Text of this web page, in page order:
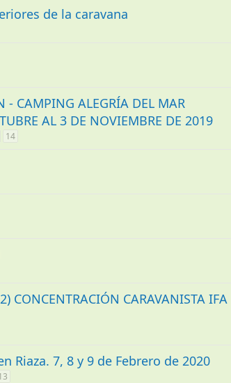
de la caravana
- CAMPING ALEGRÍA DEL MAR
AL 3 DE NOVIEMBRE DE 2019
14
CONCENTRACIÓN CARAVANISTA IFA
Riaza. 7, 8 y 9 de Febrero de 2020